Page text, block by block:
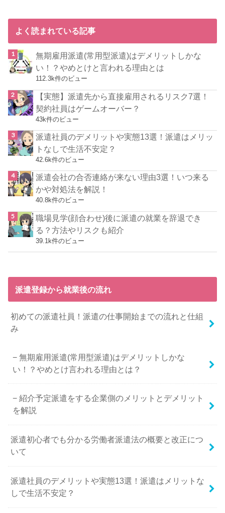
よく読まれている記事
無期雇用派遣(常用型派遣)はデメリットしかな
い！？やめとけと言われる理由とは
112.3k件のビュー
【実態】派遣先から直接雇用されるリスク7選！
契約社員はゲームオーバー？
43k件のビュー
派遣社員のデメリットや実態13選！派遣はメリッ
トなしで生活不安定？
42.6k件のビュー
派遣会社の合否連絡が来ない理由3選！いつ来る
かや対処法を解説！
40.8k件のビュー
職場見学(顔合わせ)後に派遣の就業を辞退でき
る？方法やリスクも紹介
39.1k件のビュー
派遣登録から就業後の流れ
初めての派遣社員！派遣の仕事開始までの流れと仕組
み
無期雇用派遣(常用型派遣)はデメリットしかな
い！？やめとけ言われる理由とは？
紹介予定派遣をする企業側のメリットとデメリット
を解説
派遣初心者でも分かる労働者派遣法の概要と改正につ
いて
派遣社員のデメリットや実態13選！派遣はメリットな
しで生活不安定？